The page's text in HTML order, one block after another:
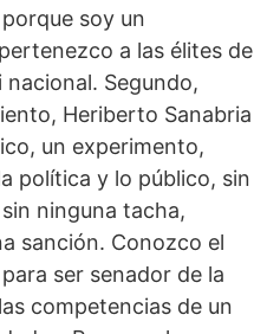
soy un
a las élites de
Segundo,
Heriberto Sanabria
un experimento,
política y lo público, sin
ninguna tacha,
sanción. Conozco el
ser senador de la
competencias de un